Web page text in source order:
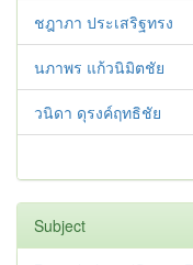
ชฎาภา ประเสริฐทรง
นภาพร แก้วนิมิตชัย
วนิดา ดุรงค์ฤทธิชัย
Subject